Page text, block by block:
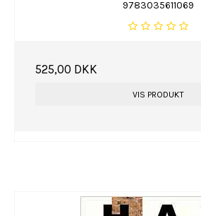
9783035611069
525,00 DKK
VIS PRODUKT